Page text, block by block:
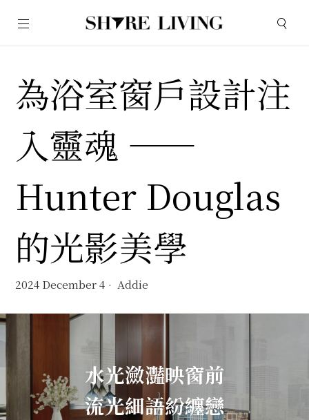
為浴室窗戶設計注
入靈魂 ——
Hunter Douglas
的光影美學
2024 December 4 Addie
水光瀲灩映窗前
流光細語紛纏戀